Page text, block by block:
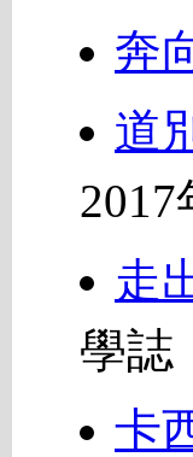
奔
道
2017
走
學誌
卡